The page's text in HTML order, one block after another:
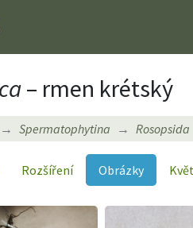
– rmen krétský
Spermatophytina Rosopsida
Rozšíření Obrázky